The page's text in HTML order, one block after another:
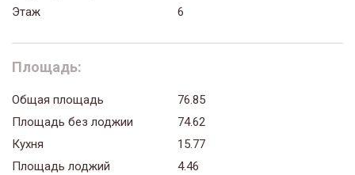
Этаж
6
Площадь:
Общая площадь
76.85
Площадь без лоджии
74.62
Кухня
15.77
Площадь лоджий
4.46